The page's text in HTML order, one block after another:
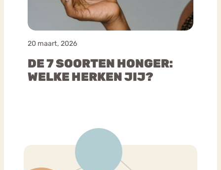
20 maart, 2026
DE 7 SOORTEN HONGER:
WELKE HERKEN JIJ?